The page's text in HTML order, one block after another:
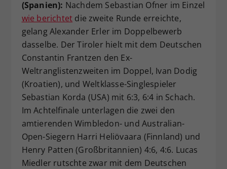
(Spanien): Nachdem Sebastian Ofner im Einzel
wie berichtet die zweite Runde erreichte,
gelang Alexander Erler im Doppelbewerb
dasselbe. Der Tiroler hielt mit dem Deutschen
Constantin Frantzen den Ex-
Weltranglistenzweiten im Doppel, Ivan Dodig
(Kroatien), und Weltklasse-Singlespieler
Sebastian Korda (USA) mit 6:3, 6:4 in Schach.
Im Achtelfinale unterlagen die zwei den
amtierenden Wimbledon- und Australian-
Open-Siegern Harri Heliövaara (Finnland) und
Henry Patten (Großbritannien) 4:6, 4:6. Lucas
Miedler rutschte zwar mit dem Deutschen